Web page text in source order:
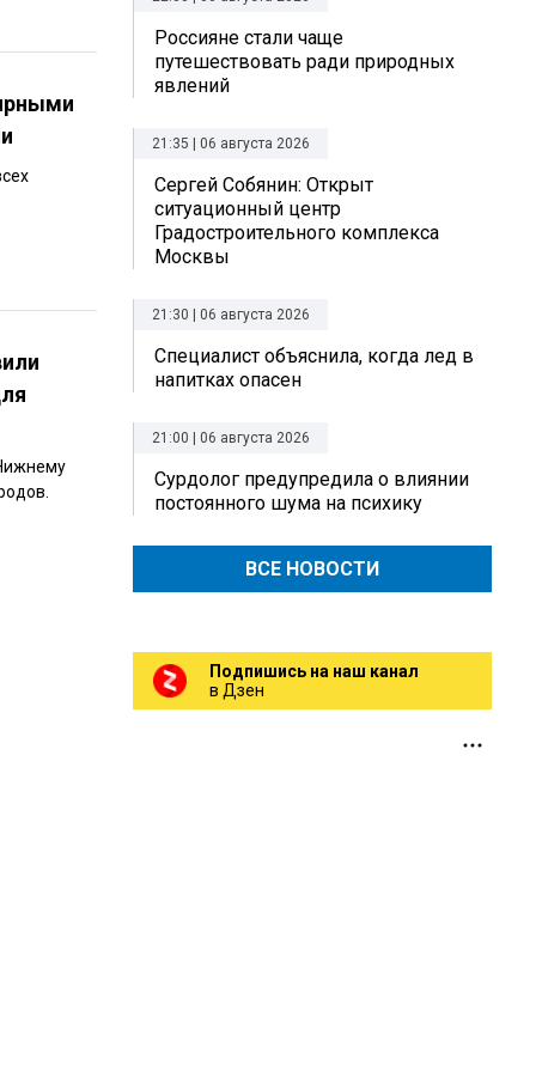
Россияне стали чаще
путешествовать ради природных
явлений
21:35 | 06 августа 2026
Сергей Собянин: Открыт
ситуационный центр
Градостроительного комплекса
Москвы
21:30 | 06 августа 2026
Специалист объяснила, когда лед в
напитках опасен
21:00 | 06 августа 2026
Сурдолог предупредила о влиянии
постоянного шума на психику
ВСЕ НОВОСТИ
Подпишись на наш канал
в Дзен